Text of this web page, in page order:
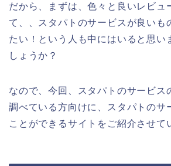
だから、まずは、色々と良いレビュ
て、、スタパトのサービスが良いも
たい！という人も中にはいると思い
しょうか？
なので、今回、スタパトのサービス
調べている方向けに、スタパトのサ
ことができるサイトをご紹介させて